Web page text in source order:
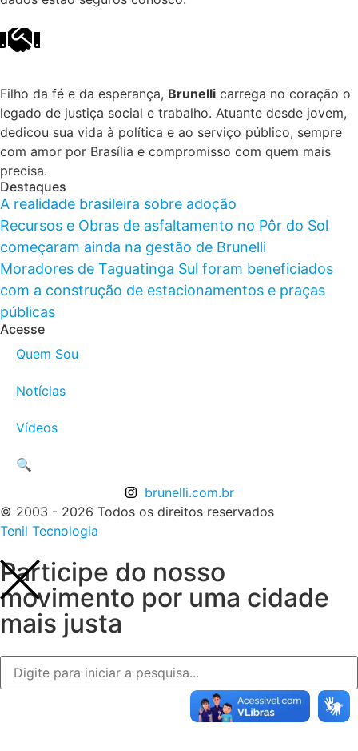
Filho da fé e da esperança, Brunelli carrega no coração o
legado de justiça social e trabalho. Atuante desde jovem,
dedicou sua vida à política e ao serviço público, sempre
com amor por Brasília e compromisso com quem mais
precisa.
Destaques
A realidade brasileira sobre adoção
Recursos e Obras de asfaltamento no Pôr do Sol
começaram ainda na gestão de Brunelli
Moradores de Taguatinga Sul foram beneficiados
com a construção de estacionamentos e praças
públicas
Acesse
Quem Sou
Notícias
Vídeos
🔍
brunelli.com.br
© 2003 - 2026 Todos os direitos reservados
Tenil Tecnologia
Participe do nosso
movimento por uma cidade
mais justa